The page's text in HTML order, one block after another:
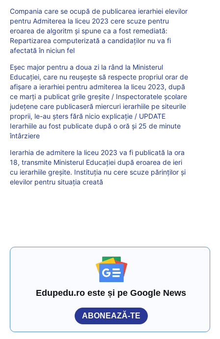
Compania care se ocupă de publicarea ierarhiei elevilor
pentru Admiterea la liceu 2023 cere scuze pentru
eroarea de algoritm și spune ca a fost remediată:
Repartizarea computerizată a candidaților nu va fi
afectată în niciun fel
Eșec major pentru a doua zi la rând la Ministerul
Educației, care nu reușește să respecte propriul orar de
afișare a ierarhiei pentru admiterea la liceu 2023, după
ce marți a publicat grile greșite / Inspectoratele școlare
județene care publicaseră miercuri ierarhiile pe siteurile
proprii, le-au șters fără nicio explicație / UPDATE
Ierarhiile au fost publicate după o oră și 25 de minute
întârziere
Ierarhia de admitere la liceu 2023 va fi publicată la ora
18, transmite Ministerul Educației după eroarea de ieri
cu ierarhiile greșite. Instituția nu cere scuze părinților și
elevilor pentru situația creată
Edupedu.ro este și pe Google News
ABONEAZĂ-TE